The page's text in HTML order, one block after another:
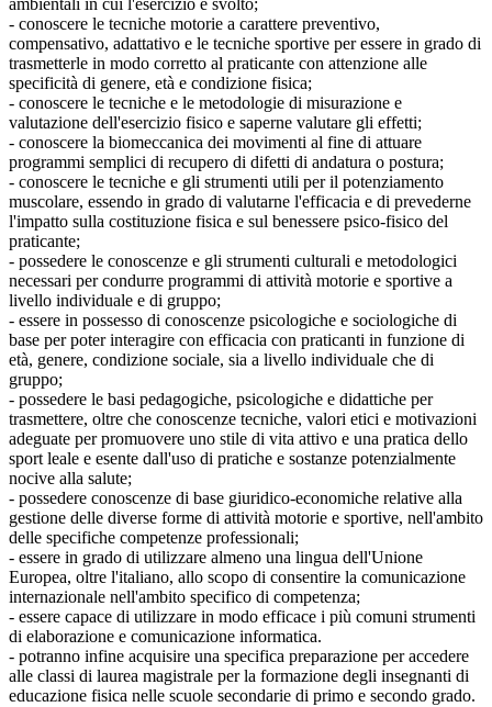
ambientali in cui l'esercizio è svolto;
- conoscere le tecniche motorie a carattere preventivo,
compensativo, adattativo e le tecniche sportive per essere in grado di
trasmetterle in modo corretto al praticante con attenzione alle
specificità di genere, età e condizione fisica;
- conoscere le tecniche e le metodologie di misurazione e
valutazione dell'esercizio fisico e saperne valutare gli effetti;
- conoscere la biomeccanica dei movimenti al fine di attuare
programmi semplici di recupero di difetti di andatura o postura;
- conoscere le tecniche e gli strumenti utili per il potenziamento
muscolare, essendo in grado di valutarne l'efficacia e di prevederne
l'impatto sulla costituzione fisica e sul benessere psico-fisico del
praticante;
- possedere le conoscenze e gli strumenti culturali e metodologici
necessari per condurre programmi di attività motorie e sportive a
livello individuale e di gruppo;
- essere in possesso di conoscenze psicologiche e sociologiche di
base per poter interagire con efficacia con praticanti in funzione di
età, genere, condizione sociale, sia a livello individuale che di
gruppo;
- possedere le basi pedagogiche, psicologiche e didattiche per
trasmettere, oltre che conoscenze tecniche, valori etici e motivazioni
adeguate per promuovere uno stile di vita attivo e una pratica dello
sport leale e esente dall'uso di pratiche e sostanze potenzialmente
nocive alla salute;
- possedere conoscenze di base giuridico-economiche relative alla
gestione delle diverse forme di attività motorie e sportive, nell'ambito
delle specifiche competenze professionali;
- essere in grado di utilizzare almeno una lingua dell'Unione
Europea, oltre l'italiano, allo scopo di consentire la comunicazione
internazionale nell'ambito specifico di competenza;
- essere capace di utilizzare in modo efficace i più comuni strumenti
di elaborazione e comunicazione informatica.
- potranno infine acquisire una specifica preparazione per accedere
alle classi di laurea magistrale per la formazione degli insegnanti di
educazione fisica nelle scuole secondarie di primo e secondo grado.